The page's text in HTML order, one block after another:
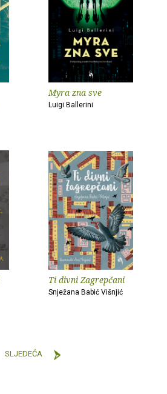
Myra zna sve
Luigi Ballerini
Ti divni Zagrepčani
Snježana Babić Višnjić
SLJEDEĆA